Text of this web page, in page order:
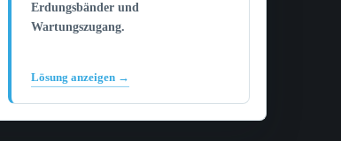
Erdungsbänder und
Wartungszugang.
Lösung anzeigen →